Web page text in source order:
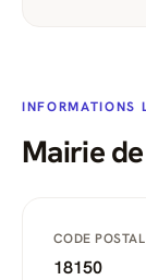
INFORMATIONS
Mairie
CODE POSTAL
18150